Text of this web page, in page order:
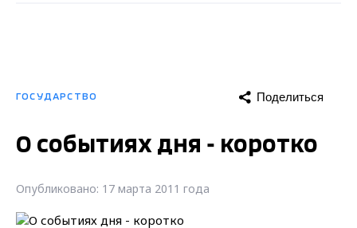
ГОСУДАРСТВО Поделиться
О событиях дня - коротко
Опубликовано: 17 марта 2011 года